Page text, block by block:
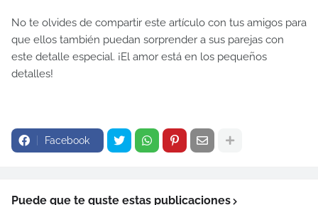
No te olvides de compartir este artículo con tus amigos para
que ellos también puedan sorprender a sus parejas con
este detalle especial. ¡El amor está en los pequeños
detalles!
Facebook
Puede que te guste estas publicaciones